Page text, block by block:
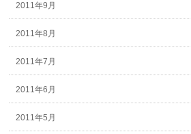
2011年9月
2011年8月
2011年7月
2011年6月
2011年5月